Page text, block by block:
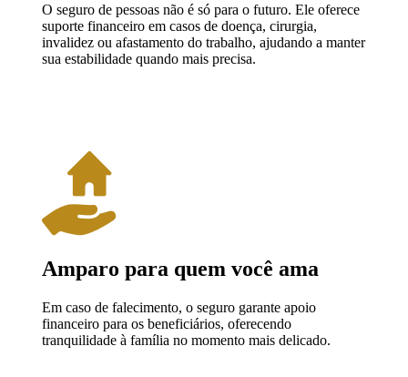
O seguro de pessoas não é só para o futuro. Ele oferece
suporte financeiro em casos de doença, cirurgia,
invalidez ou afastamento do trabalho, ajudando a manter
sua estabilidade quando mais precisa.
Amparo para quem você ama
Em caso de falecimento, o seguro garante apoio
financeiro para os beneficiários, oferecendo
tranquilidade à família no momento mais delicado.